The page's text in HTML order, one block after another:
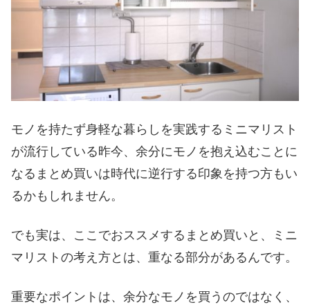
モノを持たず身軽な暮らしを実践するミニマリスト
が流行している昨今、余分にモノを抱え込むことに
なるまとめ買いは時代に逆行する印象を持つ方もい
るかもしれません。
でも実は、ここでおススメするまとめ買いと、ミニ
マリストの考え方とは、重なる部分があるんです。
重要なポイントは、余分なモノを買うのではなく、